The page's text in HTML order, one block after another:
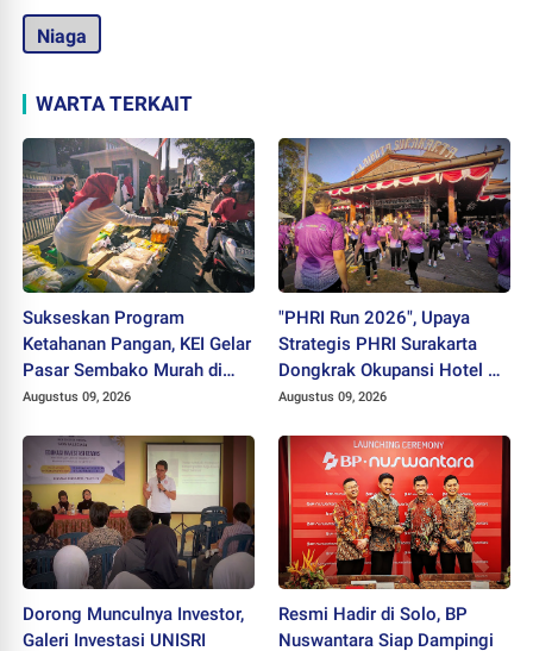
Niaga
WARTA TERKAIT
Sukseskan Program
Ketahanan Pangan, KEI Gelar
Pasar Sembako Murah di
CFD Solo
Augustus 09, 2026
"PHRI Run 2026", Upaya
Strategis PHRI Surakarta
Dongkrak Okupansi Hotel di
Tengah Lesunya MICE
Augustus 09, 2026
Dorong Munculnya Investor,
Galeri Investasi UNISRI
Resmi Hadir di Solo, BP
Nuswantara Siap Dampingi